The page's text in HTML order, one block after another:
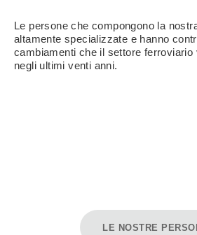
Le persone che compongono la
altamente specializzate e hanno
cambiamenti che il settore
negli ultimi venti anni.
LE NOSTRE